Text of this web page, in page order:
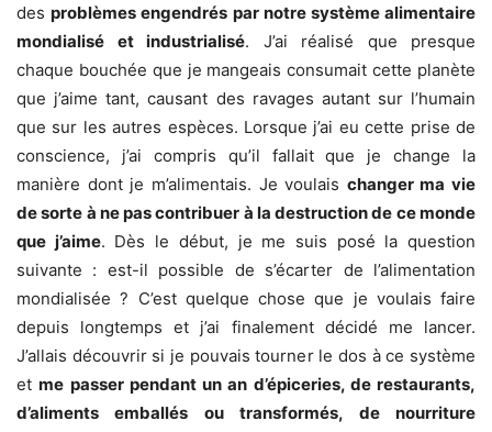
desproblèmes engendrés par notre système alimentaire
mondialisé et industrialisé. J’ai réalisé que presque
chaque bouchée que je mangeais consumait cette planète
que j’aime tant, causant des ravages autant sur l’humain
que sur les autres espèces. Lorsque j’ai eu cette prise de
conscience, j’ai compris qu’il fallait que je change la
manière dont je m’alimentais. Je voulais changer ma vie
de sorte à ne pas contribuer à la destruction de ce monde
que j’aime. Dès le début, je me suis posé la question
suivante : est-il possible de s’écarter de l’alimentation
mondialisée ? C’est quelque chose que je voulais faire
depuis longtemps et j’ai finalement décidé me lancer.
J’allais découvrir si je pouvais tourner le dos à ce système
etme passer pendant un an d’épiceries, de restaurants,
d’aliments emballés ou transformés, de nourriture